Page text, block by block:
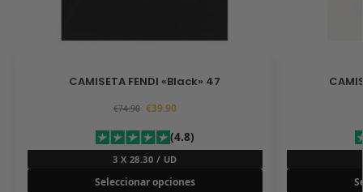
CAMISETA FENDI «Black» 47
€74.90 €39.90
(4.8)
3 X 28.30 / UD
Seleccionar opciones